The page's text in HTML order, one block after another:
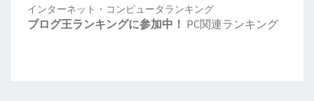
インターネット・コンピュータランキング
ブログ王ランキングに参加中！ PC関連ランキング